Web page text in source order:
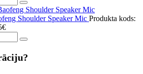
Shoulder Speaker Mic Produkta kods: